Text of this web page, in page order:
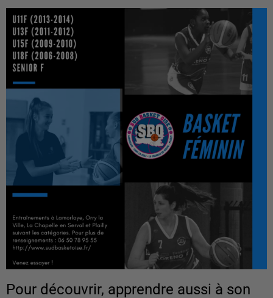
Pour découvrir, apprendre aussi à son